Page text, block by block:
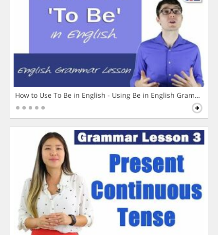
How to Use To Be in English - Using Be in English Grammar